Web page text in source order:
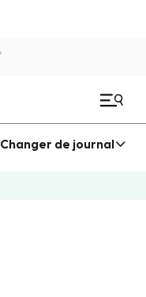
Changer de journal